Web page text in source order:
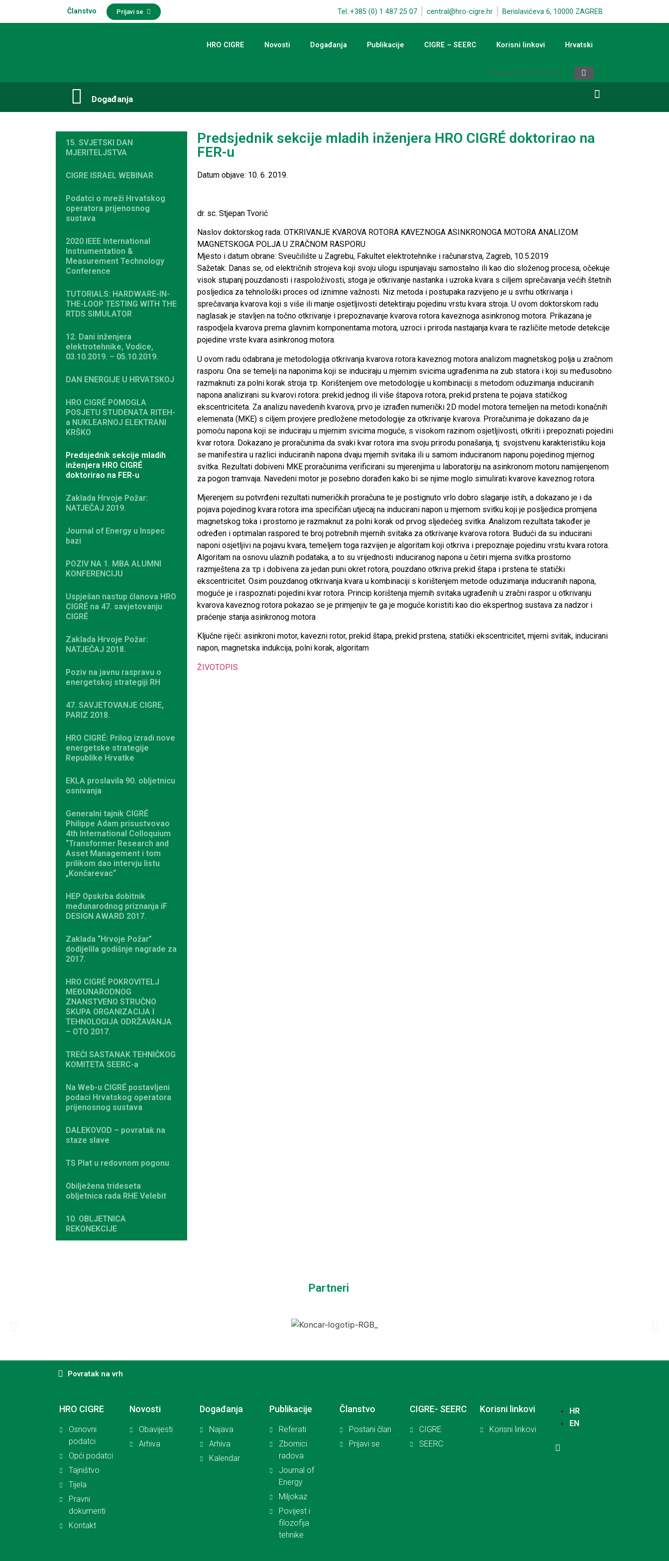
Članstvo Prijavi se Tel.:+385 (0) 1 487 25 07 central@hro-cigre.hr Berislavićeva 6, 10000 ZAGREB
HRO CIGRE Novosti Događanja Publikacije CIGRE – SEERC Korisni linkovi Hrvatski
Događanja​
15. SVJETSKI DAN
MJERITELJSTVA
CIGRE ISRAEL WEBINAR
Podatci o mreži Hrvatskog
operatora prijenosnog
sustava
2020 IEEE International
Instrumentation &
Measurement Technology
Conference
TUTORIALS: HARDWARE-IN-
THE-LOOP TESTING WITH THE
RTDS SIMULATOR
12. Dani inženjera
elektrotehnike, Vodice,
03.10.2019. – 05.10.2019.
DAN ENERGIJE U HRVATSKOJ
HRO CIGRÉ POMOGLA
POSJETU STUDENATA RITEH-
a NUKLEARNOJ ELEKTRANI
KRŠKO
Predsjednik sekcije mladih
inženjera HRO CIGRÉ
doktorirao na FER-u
Zaklada Hrvoje Požar:
NATJEČAJ 2019.
Journal of Energy u Inspec
bazi
POZIV NA 1. MBA ALUMNI
KONFERENCIJU
Uspješan nastup članova HRO
CIGRÉ na 47. savjetovanju
CIGRÉ
Zaklada Hrvoje Požar:
NATJEČAJ 2018.
Poziv na javnu raspravu o
energetskoj strategiji RH
47. SAVJETOVANJE CIGRE,
PARIZ 2018.
HRO CIGRÉ: Prilog izradi nove
energetske strategije
Republike Hrvatke
EKLA proslavila 90. obljetnicu
osnivanja
Generalni tajnik CIGRÉ
Philippe Adam prisustvovao
4th International Colloquium
“Transformer Research and
Asset Management i tom
prilikom dao intervju listu
„Končarevac“
HEP Opskrba dobitnik
međunarodnog priznanja iF
DESIGN AWARD 2017.
Zaklada “Hrvoje Požar”
dodijelila godišnje nagrade za
2017.
HRO CIGRÉ POKROVITELJ
MEĐUNARODNOG
ZNANSTVENO STRUČNO
SKUPA ORGANIZACIJA I
TEHNOLOGIJA ODRŽAVANJA
– OTO 2017.
TREĆI SASTANAK TEHNIČKOG
KOMITETA SEERC-a
Na Web-u CIGRÉ postavljeni
podaci Hrvatskog operatora
prijenosnog sustava
DALEKOVOD – povratak na
staze slave
TS Plat u redovnom pogonu
Obilježena trideseta
obljetnica rada RHE Velebit
10. OBLJETNICA
REKONEKCIJE
Predsjednik sekcije mladih inženjera HRO CIGRÉ doktorirao na
FER-u
Datum objave: 10. 6. 2019.
dr. sc. Stjepan Tvorić
Naslov doktorskog rada: OTKRIVANJE KVAROVA ROTORA KAVEZNOGA ASINKRONOGA MOTORA ANALIZOM
MAGNETSKOGA POLJA U ZRAČNOM RASPORU
Mjesto i datum obrane: Sveučilište u Zagrebu, Fakultet elektrotehnike i računarstva, Zagreb, 10.5.2019
Sažetak: Danas se, od električnih strojeva koji svoju ulogu ispunjavaju samostalno ili kao dio složenog procesa, očekuje
visok stupanj pouzdanosti i raspoloživosti, stoga je otkrivanje nastanka i uzroka kvara s ciljem sprečavanja većih štetnih
posljedica za tehnološki proces od iznimne važnosti. Niz metoda i postupaka razvijeno je u svrhu otkrivanja i
sprečavanja kvarova koji s više ili manje osjetljivosti detektiraju pojedinu vrstu kvara stroja. U ovom doktorskom radu
naglasak je stavljen na točno otkrivanje i prepoznavanje kvarova rotora kaveznoga asinkronog motora. Prikazana je
raspodjela kvarova prema glavnim komponentama motora, uzroci i priroda nastajanja kvara te različite metode detekcije
pojedine vrste kvara asinkronog motora.
U ovom radu odabrana je metodologija otkrivanja kvarova rotora kaveznog motora analizom magnetskog polja u zračnom
rasporu. Ona se temelji na naponima koji se induciraju u mjernim svicima ugrađenima na zub statora i koji su međusobno
razmaknuti za polni korak stroja τp. Korištenjem ove metodologije u kombinaciji s metodom oduzimanja induciranih
napona analizirani su kvarovi rotora: prekid jednog ili više štapova rotora, prekid prstena te pojava statičkog
ekscentriciteta. Za analizu navedenih kvarova, prvo je izrađen numerički 2D model motora temeljen na metodi konačnih
elemenata (MKE) s ciljem provjere predložene metodologije za otkrivanje kvarova. Proračunima je dokazano da je
pomoću napona koji se induciraju u mjernim svicima moguće, s visokom razinom osjetljivosti, otkriti i prepoznati pojedini
kvar rotora. Dokazano je proračunima da svaki kvar rotora ima svoju prirodu ponašanja, tj. svojstvenu karakteristiku koja
se manifestira u razlici induciranih napona dvaju mjernih svitaka ili u samom induciranom naponu pojedinog mjernog
svitka. Rezultati dobiveni MKE proračunima verificirani su mjerenjima u laboratoriju na asinkronom motoru namijenjenom
za pogon tramvaja. Navedeni motor je posebno dorađen kako bi se njime moglo simulirati kvarove kaveznog rotora.
Mjerenjem su potvrđeni rezultati numeričkih proračuna te je postignuto vrlo dobro slaganje istih, a dokazano je i da
pojava pojedinog kvara rotora ima specifičan utjecaj na inducirani napon u mjernom svitku koji je posljedica promjena
magnetskog toka i prostorno je razmaknut za polni korak od prvog sljedećeg svitka. Analizom rezultata također je
određen i optimalan raspored te broj potrebnih mjernih svitaka za otkrivanje kvarova rotora. Budući da su inducirani
naponi osjetljivi na pojavu kvara, temeljem toga razvijen je algoritam koji otkriva i prepoznaje pojedinu vrstu kvara rotora.
Algoritam na osnovu ulaznih podataka, a to su vrijednosti induciranog napona u četiri mjerna svitka prostorno
razmještena za τp i dobivena za jedan puni okret rotora, pouzdano otkriva prekid štapa i prstena te statički
ekscentricitet. Osim pouzdanog otkrivanja kvara u kombinaciji s korištenjem metode oduzimanja induciranih napona,
moguće je i raspoznati pojedini kvar rotora. Princip korištenja mjernih svitaka ugrađenih u zračni raspor u otkrivanju
kvarova kaveznog rotora pokazao se je primjenjiv te ga je moguće koristiti kao dio ekspertnog sustava za nadzor i
praćenje stanja asinkronog motora
Ključne riječi: asinkroni motor, kavezni rotor, prekid štapa, prekid prstena, statički ekscentricitet, mjerni svitak, inducirani
napon, magnetska indukcija, polni korak, algoritam
ŽIVOTOPIS
Partneri
Povratak na vrh
HRO CIGRE
Osnovni
podatci
Opći podatci
Tajništvo
Tijela
Pravni
dokumenti
Kontakt
Novosti
Obavijesti
Arhiva
Događanja
Najava
Arhiva
Kalendar
Publikacije
Referati
Zbornici
radova
Journal of
Energy
Miljokaz
Povijest i
filozofija
tehnike
Članstvo
Postani član
Prijavi se
CIGRE- SEERC
CIGRE
SEERC
Korisni linkovi
Korisni linkovi
HR
EN